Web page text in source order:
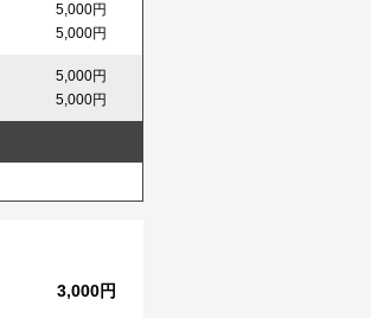
5,000円
5,000円
5,000円
5,000円
3,000円